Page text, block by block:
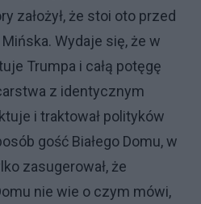
założył, że stoi oto przed
Wydaje się, że w
Trumpa i całą potęgę
z identycznym
i traktował polityków
gość Białego Domu, w
zasugerował, że
nie wie o czym mówi,